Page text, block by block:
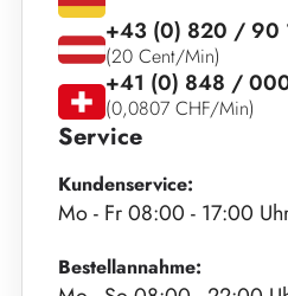
Service
Kundenservice:
Mo - Fr 08:00 - 17:00
Bestellannahme:
+43 (0) 820 / 90
(20 Cent/Min)
+41 (0) 848 /
(0,0807 CHF/Min)